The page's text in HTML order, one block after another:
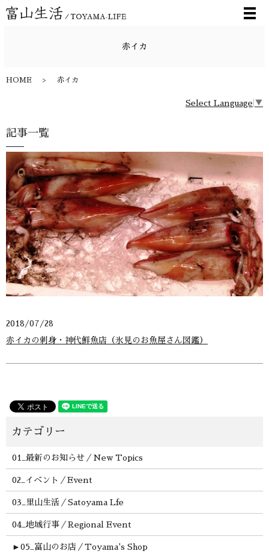
メ
赤イカ
HOME 赤イカ
Select Language ▼
記事一覧
2018/07/28
赤イカの刺身・神代鮮魚店（氷見のお魚屋さん図鑑）
01_最新のお知らせ／New Topics
02_イベント／Event
03_里山生活／Satoyama Lfe
04_地域行事／Regional Event
► 05_富山のお店／Toyama's Shop